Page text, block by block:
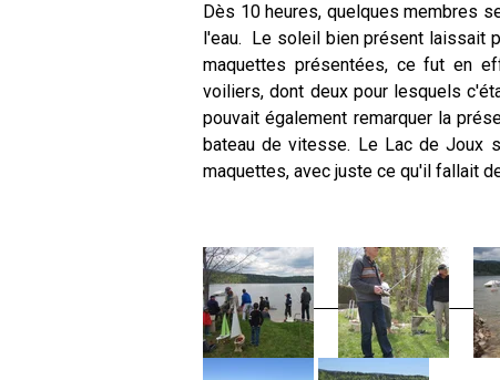
Dès 10 heures, quelques membres
l'eau. Le soleil bien présent laissait
maquettes présentées, ce fut en
voiliers, dont deux pour lesquels
pouvait également remarquer la
bateau de vitesse. Le Lac de Joux
maquettes, avec juste ce qu'il fallait